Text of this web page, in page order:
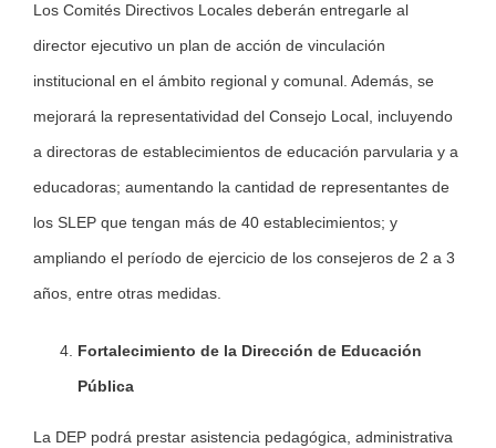
Los Comités Directivos Locales deberán entregarle al
director ejecutivo un plan de acción de vinculación
institucional en el ámbito regional y comunal. Además, se
mejorará la representatividad del Consejo Local, incluyendo
a directoras de establecimientos de educación parvularia y a
educadoras; aumentando la cantidad de representantes de
los SLEP que tengan más de 40 establecimientos; y
ampliando el período de ejercicio de los consejeros de 2 a 3
años, entre otras medidas.
Fortalecimiento de la Dirección de Educación
Pública
La DEP podrá prestar asistencia pedagógica, administrativa